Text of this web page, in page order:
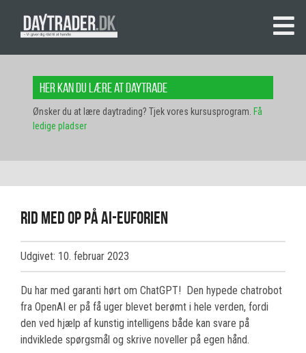
Her kan du lære at daytrade
Ønsker du at lære daytrading? Tjek vores kursusprogram. Få
ledige pladser
Rid med op på AI-euforien
Udgivet: 10. februar 2023
Du har med garanti hørt om ChatGPT! Den hypede chatrobot
fra OpenAI er på få uger blevet berømt i hele verden, fordi
den ved hjælp af kunstig intelligens både kan svare på
indviklede spørgsmål og skrive noveller på egen hånd.